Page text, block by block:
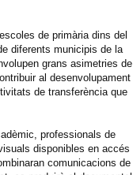
de primària dins del
diferents municipis de la
grans asimetries de
al desenvolupament
de transferència que
professionals de
disponibles en accés
comunicacions de